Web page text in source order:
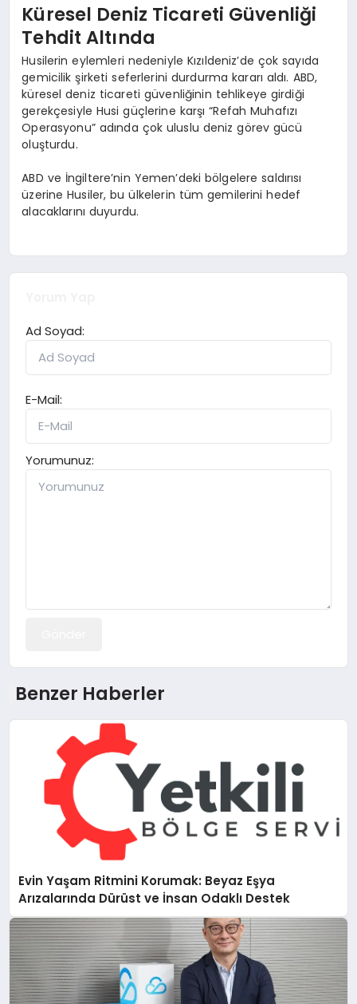
Küresel Deniz Ticareti Güvenliği
Tehdit Altında
Husilerin eylemleri nedeniyle Kızıldeniz’de çok sayıda
gemicilik şirketi seferlerini durdurma kararı aldı. ABD,
küresel deniz ticareti güvenliğinin tehlikeye girdiği
gerekçesiyle Husi güçlerine karşı “Refah Muhafızı
Operasyonu” adında çok uluslu deniz görev gücü
oluşturdu.
ABD ve İngiltere’nin Yemen’deki bölgelere saldırısı
üzerine Husiler, bu ülkelerin tüm gemilerini hedef
alacaklarını duyurdu.
Ad Soyad:
E-Mail:
Yorumunuz:
Benzer Haberler
Evin Yaşam Ritmini Korumak: Beyaz Eşya
Arızalarında Dürüst ve İnsan Odaklı Destek